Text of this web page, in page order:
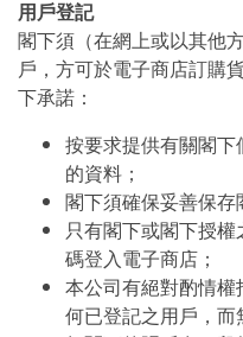
用戶登記
閣下須（在網上或以其他
戶，方可於電子商店訂購
下承諾：
按要求提供有關閣下
的資料；
閣下須確保妥善保存
只有閣下或閣下授
碼登入電子商店；
本公司有絕對酌情權
何已登記之用戶，而